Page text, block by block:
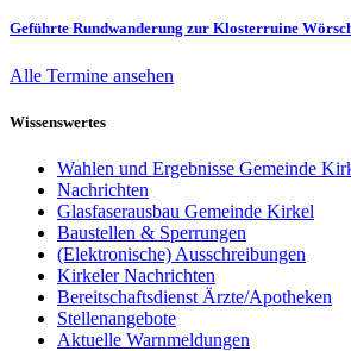
Geführte Rundwanderung zur Klosterruine
Alle Termine ansehen
Wissenswertes
Wahlen und Ergebnisse Gemeinde
Nachrichten
Glasfaserausbau Gemeinde Kirkel
Baustellen & Sperrungen
(Elektronische) Ausschreibungen
Kirkeler Nachrichten
Bereitschaftsdienst Ärzte/Apotheken
Stellenangebote
Aktuelle Warnmeldungen